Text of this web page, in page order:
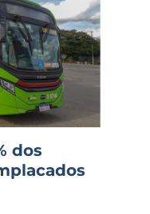
dos